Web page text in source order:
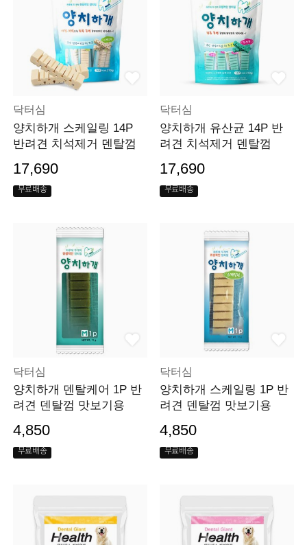
닥터심
양치하개 스케일링 14P
반려견 치석제거 덴탈껌
17,690
무료배송
닥터심
양치하개 유산균 14P 반
려견 치석제거 덴탈껌
17,690
무료배송
닥터심
양치하개 덴탈케어 1P 반
려견 덴탈껌 맛보기용
4,850
무료배송
닥터심
양치하개 스케일링 1P 반
려견 덴탈껌 맛보기용
4,850
무료배송